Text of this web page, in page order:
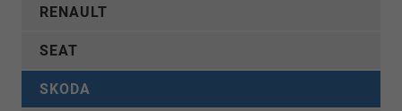
RENAULT
SEAT
SKODA